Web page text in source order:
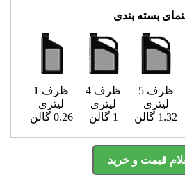
بسته بندی
ظرف 5
لیتری
1.32 گالن
ظرف 4
لیتری
1 گالن
ظرف 1
لیتری
0.26 گالن
قیمت و خرید